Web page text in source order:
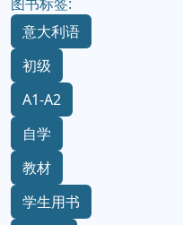
意大利语
初级
A1-A2
自学
教材
学生用书